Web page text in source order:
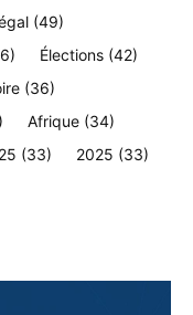
(49)
Élections (42)
(36)
Afrique (34)
(33) 2025 (33)